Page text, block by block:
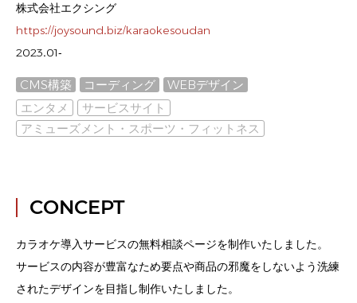
株式会社エクシング
https://joysound.biz/karaokesoudan
2023.01-
CMS構築 コーディング
WEBデザイン
エンタメ
サービスサイト
アミューズメント・スポーツ・フィットネス
CONCEPT
カラオケ導入サービスの無料相談ページを制作いたしました。
サービスの内容が豊富なため要点や商品の邪魔をしないよう洗練
されたデザインを目指し制作いたしました。